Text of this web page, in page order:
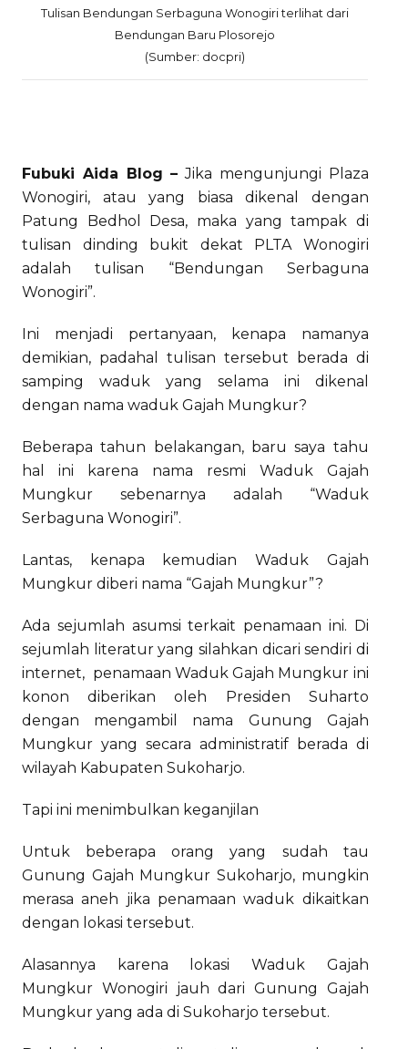
Tulisan Bendungan Serbaguna Wonogiri terlihat dari
Bendungan Baru Plosorejo
(Sumber: docpri)
Fubuki Aida Blog – Jika mengunjungi Plaza
Wonogiri, atau yang biasa dikenal dengan
Patung Bedhol Desa, maka yang tampak di
tulisan dinding bukit dekat PLTA Wonogiri
adalah tulisan “Bendungan Serbaguna
Wonogiri”.
Ini menjadi pertanyaan, kenapa namanya
demikian, padahal tulisan tersebut berada di
samping waduk yang selama ini dikenal
dengan nama waduk Gajah Mungkur?
Beberapa tahun belakangan, baru saya tahu
hal ini karena nama resmi Waduk Gajah
Mungkur sebenarnya adalah “Waduk
Serbaguna Wonogiri”.
Lantas, kenapa kemudian Waduk Gajah
Mungkur diberi nama “Gajah Mungkur”?
Ada sejumlah asumsi terkait penamaan ini. Di
sejumlah literatur yang silahkan dicari sendiri di
internet, penamaan Waduk Gajah Mungkur ini
konon diberikan oleh Presiden Suharto
dengan mengambil nama Gunung Gajah
Mungkur yang secara administratif berada di
wilayah Kabupaten Sukoharjo.
Tapi ini menimbulkan keganjilan
Untuk beberapa orang yang sudah tau
Gunung Gajah Mungkur Sukoharjo, mungkin
merasa aneh jika penamaan waduk dikaitkan
dengan lokasi tersebut.
Alasannya karena lokasi Waduk Gajah
Mungkur Wonogiri jauh dari Gunung Gajah
Mungkur yang ada di Sukoharjo tersebut.